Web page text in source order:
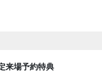
来場予約特典